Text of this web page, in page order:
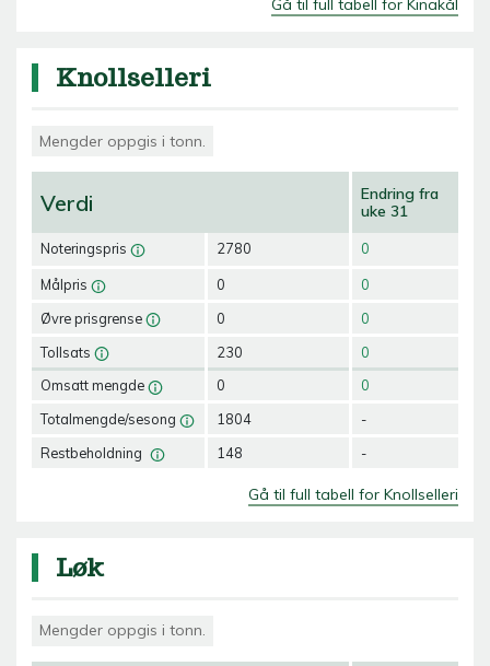
Gå til full tabell for Kinakål
Knollselleri
Mengder oppgis i tonn.
Verdi
Noteringspris
Målpris
Øvre prisgrense
Tollsats
Omsatt mengde
Totalmengde/sesong
Restbeholdning
2780
0
0
230
0
1804
148
Endring fra
uke 31
0
0
0
0
0
-
-
Gå til full tabell for Knollselleri
Løk
Mengder oppgis i tonn.